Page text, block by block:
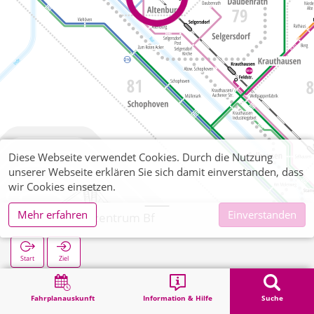
Fahrplanauskunft Information & Hilfe Suche
Forschungszentrum Bf
Start Ziel
Forschungszentrum Bf
Diese Webseite verwendet Cookies. Durch die Nutzung
unserer Webseite erklären Sie sich damit einverstanden, dass
wir Cookies einsetzen.
Mehr erfahren
Einverstanden